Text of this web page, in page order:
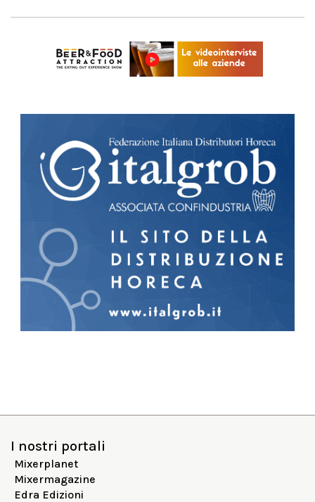
I nostri portali
Mixerplanet
Mixermagazine
Edra Edizioni